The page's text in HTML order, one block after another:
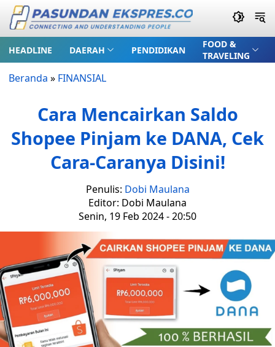
HEADLINE DAERAH PENDIDIKAN
FOOD &
TRAVELING
Beranda » FINANSIAL
Cara Mencairkan Saldo
Shopee Pinjam ke DANA, Cek
Cara-Caranya Disini!
Penulis: Dobi Maulana
Editor: Dobi Maulana
Senin, 19 Feb 2024 - 20:50